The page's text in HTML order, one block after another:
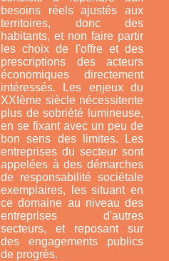
besoins réels ajustés aux
territoires, donc des
habitants, et non faire partir
les choix de l'offre et des
prescriptions des acteurs
économiques directement
intéressés. Les enjeux du
XXIème siècle nécessitente
plus de sobriété lumineuse,
en se fixant avec un peu de
bon sens des limites. Les
entreprises du secteur sont
appelées à des démarches
de responsabilité sociétale
exemplaires, les situant en
ce domaine au niveau des
entreprises d'autres
secteurs, et reposant sur
des engagements publics
de progrès.